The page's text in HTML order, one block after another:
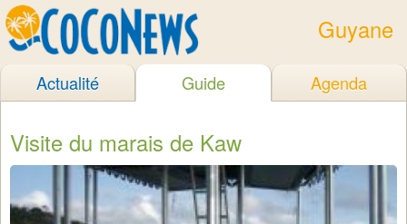
Guyane
Actualité Guide Agenda
Visite du marais de Kaw